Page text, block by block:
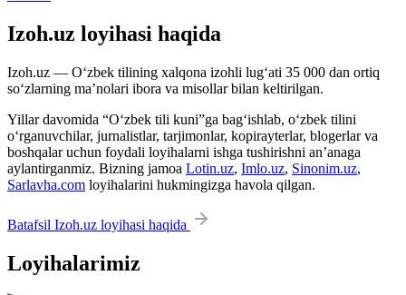
Izoh.uz loyihasi haqida
Izoh.uz — O‘zbek tilining xalqona izohli lug‘ati 35 000 dan ortiq
so‘zlarning ma’nolari ibora va misollar bilan keltirilgan.
Yillar davomida “O‘zbek tili kuni”ga bag‘ishlab, o‘zbek tilini
o‘rganuvchilar, jurnalistlar, tarjimonlar, kopirayterlar, blogerlar va
boshqalar uchun foydali loyihalarni ishga tushirishni an’anaga
aylantirganmiz. Bizning jamoa Lotin.uz, Imlo.uz, Sinonim.uz,
Sarlavha.com loyihalarini hukmingizga havola qilgan.
Batafsil Izoh.uz loyihasi haqida
Loyihalarimiz